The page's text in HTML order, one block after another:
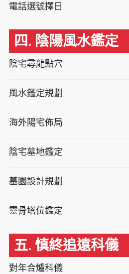
電話選號擇日
四. 陰陽風水鑑定
陰宅尋龍點穴
風水鑑定規劃
海外陽宅佈局
陰宅墓地鑑定
墓園設計規劃
靈骨塔位鑑定
五. 慎終追遠科儀
對年合爐科儀